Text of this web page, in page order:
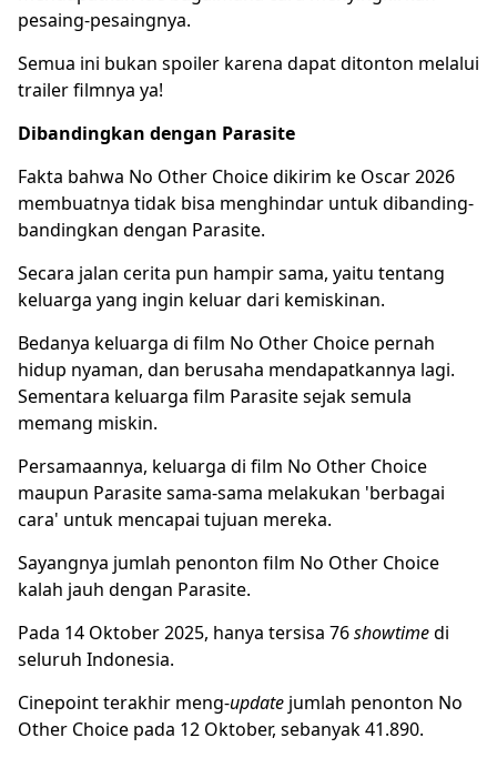
pesaing-pesaingnya.
Semua ini bukan spoiler karena dapat ditonton melalui
trailer filmnya ya!
Dibandingkan dengan Parasite
Fakta bahwa No Other Choice dikirim ke Oscar 2026
membuatnya tidak bisa menghindar untuk dibanding-
bandingkan dengan Parasite.
Secara jalan cerita pun hampir sama, yaitu tentang
keluarga yang ingin keluar dari kemiskinan.
Bedanya keluarga di film No Other Choice pernah
hidup nyaman, dan berusaha mendapatkannya lagi.
Sementara keluarga film Parasite sejak semula
memang miskin.
Persamaannya, keluarga di film No Other Choice
maupun Parasite sama-sama melakukan 'berbagai
cara' untuk mencapai tujuan mereka.
Sayangnya jumlah penonton film No Other Choice
kalah jauh dengan Parasite.
Pada 14 Oktober 2025, hanya tersisa 76showtimedi
seluruh Indonesia.
Cinepoint terakhir meng-update jumlah penonton No
Other Choice pada 12 Oktober, sebanyak 41.890.